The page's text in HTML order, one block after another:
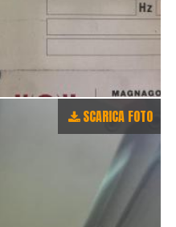
SCARICA FOTO